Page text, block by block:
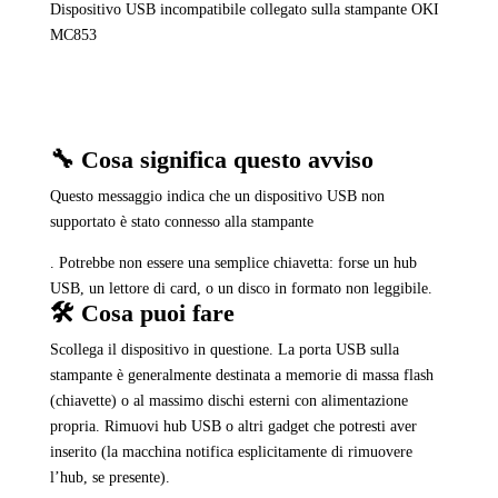
Dispositivo USB incompatibile collegato sulla stampante OKI
MC853
🔧 Cosa significa questo avviso
Questo messaggio indica che un dispositivo USB non
supportato è stato connesso alla stampante
. Potrebbe non essere una semplice chiavetta: forse un hub
USB, un lettore di card, o un disco in formato non leggibile.
🛠️ Cosa puoi fare
Scollega il dispositivo in questione. La porta USB sulla
stampante è generalmente destinata a memorie di massa flash
(chiavette) o al massimo dischi esterni con alimentazione
propria. Rimuovi hub USB o altri gadget che potresti aver
inserito (la macchina notifica esplicitamente di rimuovere
l’hub, se presente).